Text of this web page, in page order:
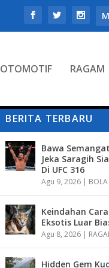
OTOMOTIF RAGAM
BERITA TERBARU
Bawa
Jeka Saragih
Di UFC 316
Agu 9, 2026 | BOLA
Keindahan
Eksotis Luar
Agu 8, 2026 |
Hidden Gem